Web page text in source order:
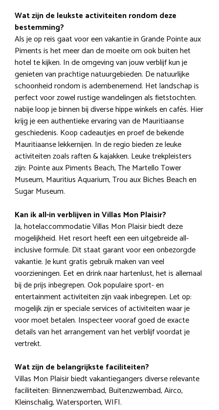
Wat zijn de leukste activiteiten rondom deze
bestemming?
Als je op reis gaat voor een vakantie in Grande Pointe aux
Piments is het meer dan de moeite om ook buiten het
hotel te kijken. In de omgeving van jouw verblijf kun je
genieten van prachtige natuurgebieden. De natuurlijke
schoonheid rondom is adembenemend. Het landschap is
perfect voor zowel rustige wandelingen als fietstochten.
nabije loop je binnen bij diverse hippe winkels en cafés. Hier
krijg je een authentieke ervaring van de Mauritiaanse
geschiedenis. Koop cadeautjes en proef de bekende
Mauritiaanse lekkernijen. In de regio bieden ze leuke
activiteiten zoals raften & kajakken. Leuke trekpleisters
zijn: Pointe aux Piments Beach, The Martello Tower
Museum, Mauritius Aquarium, Trou aux Biches Beach en
Sugar Museum.
Kan ik all-in verblijven in Villas Mon Plaisir?
Ja, hotelaccommodatie Villas Mon Plaisir biedt deze
mogelijkheid. Het resort heeft een een uitgebreide all-
inclusive formule. Dit staat garant voor een onbezorgde
vakantie. Je kunt gratis gebruik maken van veel
voorzieningen. Eet en drink naar hartenlust, het is allemaal
bij de prijs inbegrepen. Ook populaire sport- en
entertainment activiteiten zijn vaak inbegrepen. Let op:
mogelijk zijn er speciale services of activiteiten waar je
voor moet betalen. Inspecteer vooraf goed de exacte
details van het arrangement van het verblijf voordat je
vertrekt.
Wat zijn de belangrijkste faciliteiten?
Villas Mon Plaisir biedt vakantiegangers diverse relevante
faciliteiten: Binnenzwembad, Buitenzwembad, Airco,
Kleinschalig, Watersporten, WIFI.